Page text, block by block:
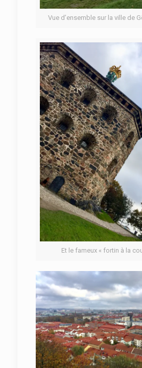
Vue d’ensemble sur la ville de
Et le fameux « fortin à la